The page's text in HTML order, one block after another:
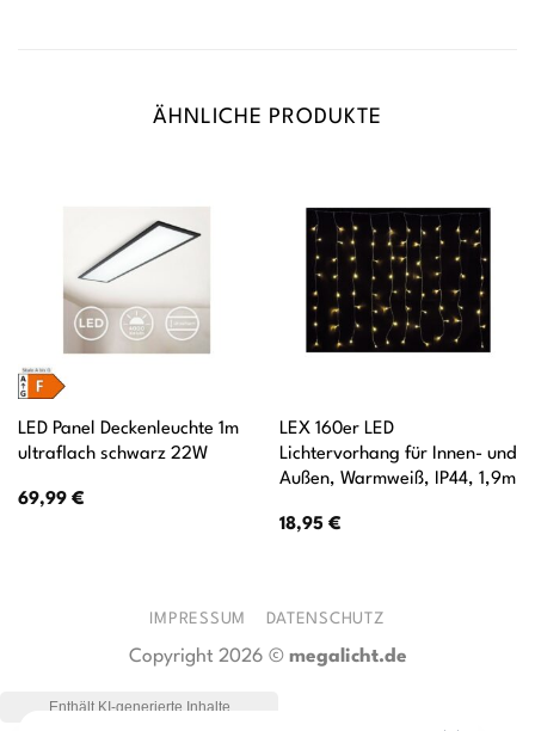
ÄHNLICHE PRODUKTE
LED Panel Deckenleuchte 1m
ultraflach schwarz 22W
69,99 €
LEX 160er LED
Lichtervorhang für Innen- und
Außen, Warmweiß, IP44, 1,9m
18,95 €
IMPRESSUM DATENSCHUTZ
Copyright 2026 © megalicht.de